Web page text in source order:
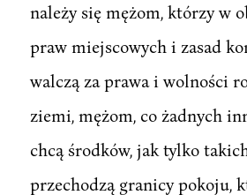
należy się mężom, którzy w
praw miejscowych i zasad
walczą za prawa i wolności
ziemi, mężom, co żadnych
chcą środków, jak tylko
przechodzą granicy pokoju,